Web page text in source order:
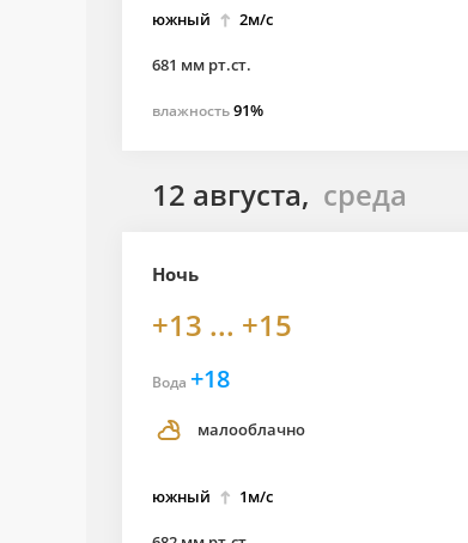
южный 2м/с
681 мм рт.ст.
влажность91%
12 августа, среда
Ночь
+13 ... +15
Вода +18
малооблачно
южный 1м/с